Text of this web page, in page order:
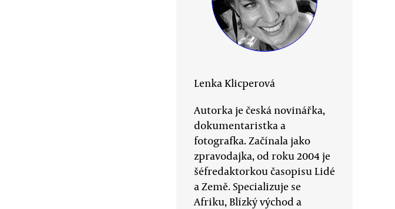
Lenka Klicperová
Autorka je česká novinářka,
dokumentaristka a
fotografka. Začínala jako
zpravodajka, od roku 2004 je
šéfredaktorkou časopisu Lidé
a Země. Specializuje se
Afriku, Blízký východ a